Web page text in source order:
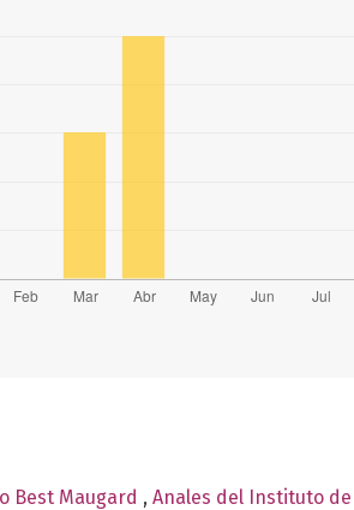
Best Maugard , Anales del Instituto de